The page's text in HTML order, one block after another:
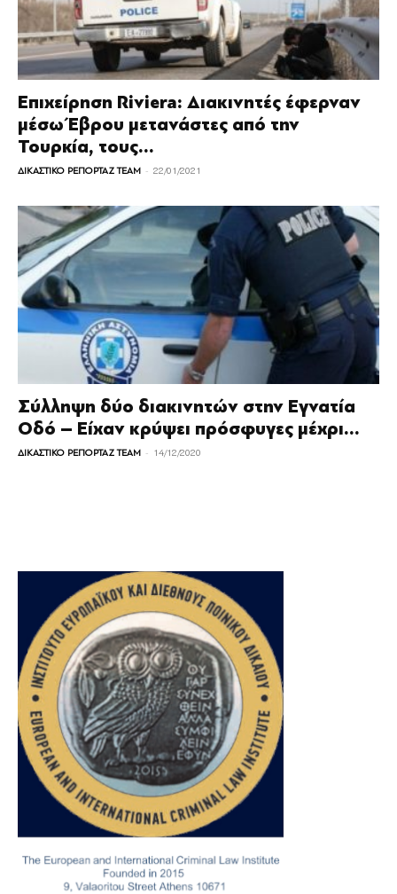
Επιχείρηση Riviera: Διακινητές έφερναν
μέσω Έβρου μετανάστες από την
Τουρκία, τους...
ΔΙΚΑΣΤΙΚΟ ΡΕΠΟΡΤΑΖ TEAM - 22/01/2021
Σύλληψη δύο διακινητών στην Εγνατία
Οδό – Είχαν κρύψει πρόσφυγες μέχρι...
ΔΙΚΑΣΤΙΚΟ ΡΕΠΟΡΤΑΖ TEAM - 14/12/2020